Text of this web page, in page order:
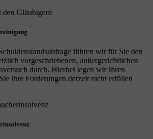
führen wir für Sie den
vorgeschriebenen, außergerichtlichen
durch. Hierbei legen wir Ihren
ihre Forderungen derzeit nicht erfüllen